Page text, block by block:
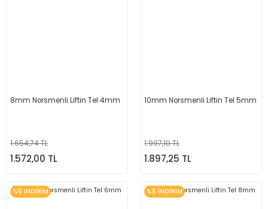
8mm Norsmenli Liftin Tel 4mm
1.654,74 TL
1.572,00 TL
10mm Norsmenli Liftin Tel 5mm
1.997,10 TL
1.897,25 TL
%5 İNDİRİM %5 İNDİRİM